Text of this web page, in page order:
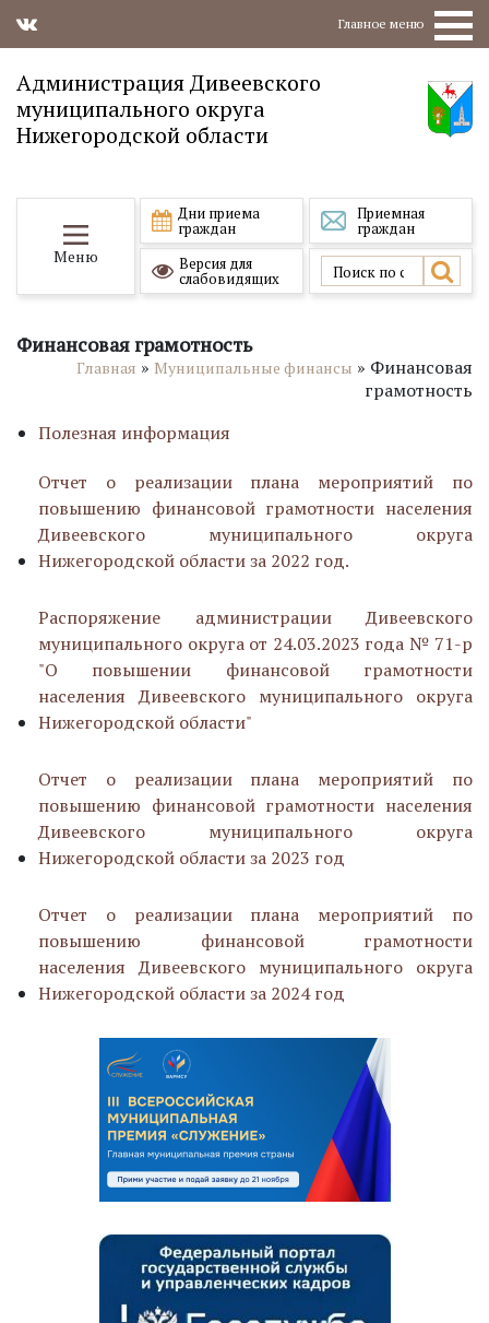
Главное меню
Администрация Дивеевского
муниципального округа
Нижегородской области
Меню
Дни приема
граждан
Приемная
граждан
Версия для
слабовидящих
Финансовая грамотность
Главная » Муниципальные финансы » Финансовая
грамотность
Полезная информация
Отчет о реализации плана мероприятий по
повышению финансовой грамотности населения
Дивеевского муниципального округа
Нижегородской области за 2022 год.
Распоряжение администрации Дивеевского
муниципального округа от 24.03.2023 года № 71-р
"О повышении финансовой грамотности
населения Дивеевского муниципального округа
Нижегородской области"
Отчет о реализации плана мероприятий по
повышению финансовой грамотности населения
Дивеевского муниципального округа
Нижегородской области за 2023 год
Отчет о реализации плана мероприятий по
повышению финансовой грамотности
населения Дивеевского муниципального округа
Нижегородской области за 2024 год